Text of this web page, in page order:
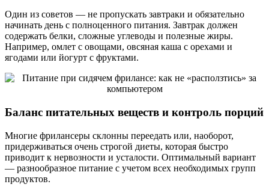
Один из советов — не пропускать завтраки и обязательно
начинать день с полноценного питания. Завтрак должен
содержать белки, сложные углеводы и полезные жиры.
Например, омлет с овощами, овсяная каша с орехами и
ягодами или йогурт с фруктами.
Баланс питательных веществ и контроль порций
Многие фрилансеры склонны переедать или, наоборот,
придерживаться очень строгой диеты, которая быстро
приводит к нервозности и усталости. Оптимальный вариант
— разнообразное питание с учетом всех необходимых групп
продуктов.